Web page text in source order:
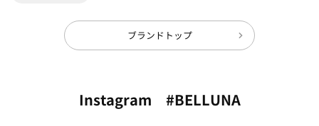
ブランドトップ
Instagram #BELLUNA